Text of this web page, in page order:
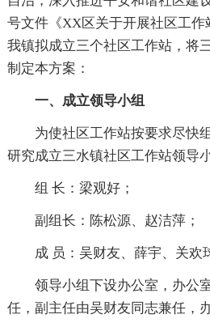
号文件《XX区关于开展社区工作
我镇拟成立三个社区工作站，将
制定本方案：
一、成立领导小组
为使社区工作站按要求尽快
研究成立三水镇社区工作站领导
组 长：梁观好；
副组长：陈松源、赵洁萍；
成 员：吴财友、薛宇、关欢
领导小组下设办公室，办公
任，副主任由吴财友同志兼任，